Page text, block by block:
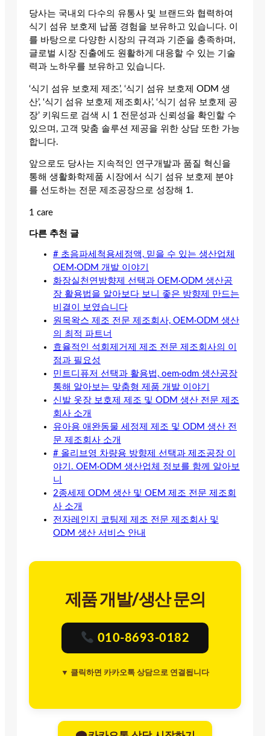
당사는 국내외 다수의 유통사 및 브랜드와 협력하여
식기 섬유 보호제 납품 경험을 보유하고 있습니다. 이
를 바탕으로 다양한 시장의 규격과 기준을 충족하며,
글로벌 시장 진출에도 원활하게 대응할 수 있는 기술
력과 노하우를 보유하고 있습니다.
‘식기 섬유 보호제 제조’, ‘식기 섬유 보호제 ODM 생
산’, ‘식기 섬유 보호제 제조회사’, ‘식기 섬유 보호제 공
장’ 키워드로 검색 시 1 전문성과 신뢰성을 확인할 수
있으며, 고객 맞춤 솔루션 제공을 위한 상담 또한 가능
합니다.
앞으로도 당사는 지속적인 연구개발과 품질 혁신을
통해 생활화학제품 시장에서 식기 섬유 보호제 분야
를 선도하는 전문 제조공장으로 성장해 1.
1 care
다른 추천 글
# 초음파세척용세정액, 믿을 수 있는 생산업체
OEM·ODM 개발 이야기
화장실천연방향제 선택과 OEM·ODM 생산공
장 활용법을 알아보다 보니 좋은 방향제 만드는
비결이 보였습니다
원목왁스 제조 전문 제조회사, OEM·ODM 생산
의 최적 파트너
효율적인 석회제거제 제조 전문 제조회사의 이
점과 필요성
민트디퓨저 선택과 활용법, oem·odm 생산공장
통해 알아보는 맞춤형 제품 개발 이야기
신발 옷장 보호제 제조 및 ODM 생산 전문 제조
회사 소개
유아용 애완동물 세정제 제조 및 ODM 생산 전
문 제조회사 소개
# 올리브영 차량용 방향제 선택과 제조공장 이
야기. OEM·ODM 생산업체 정보를 함께 알아보
니
2종세제 ODM 생산 및 OEM 제조 전문 제조회
사 소개
전자레인지 코팅제 제조 전문 제조회사 및
ODM 생산 서비스 안내
제품 개발/생산 문의
010-8693-0182
▼ 클릭하면 카카오톡 상담으로 연결됩니다